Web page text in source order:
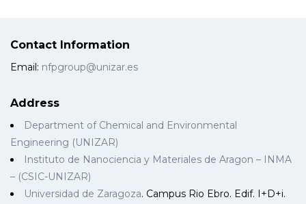
Contact Information
Email: nfpgroup@unizar.es
Address
Department of Chemical and Environmental
Engineering (UNIZAR)
Instituto de Nanociencia y Materiales de Aragon – INMA
– (CSIC-UNIZAR)
Universidad de Zaragoza. Campus Rio Ebro. Edif. I+D+i.